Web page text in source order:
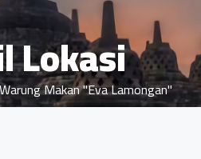
Lokasi
Warung Makan "Eva Lamongan"